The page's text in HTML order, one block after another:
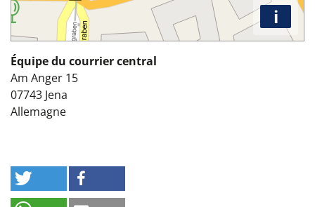
i
Équipe du courrier central
Am Anger 15
07743 Jena
Allemagne